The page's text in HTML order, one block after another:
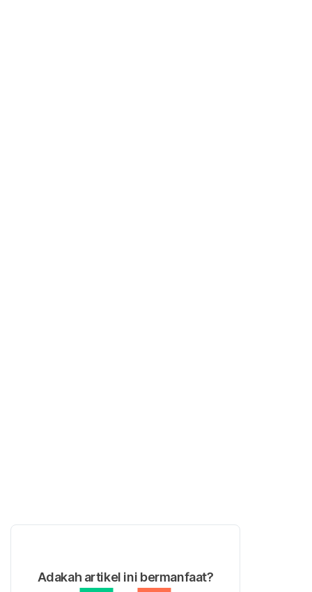
Adakah artikel ini bermanfaat?